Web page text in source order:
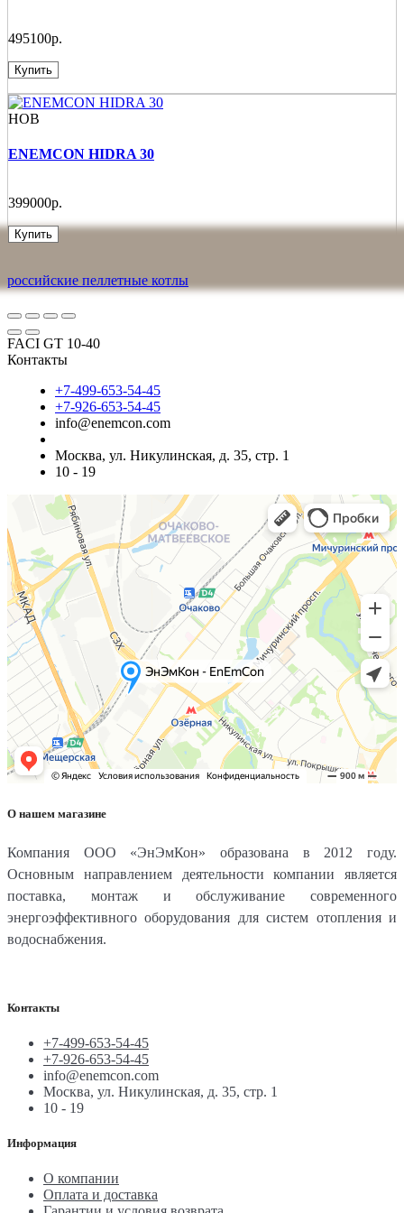
495100р.
Купить
НОВ
ENEMCON HIDRA 30
399000р.
Купить
российские пеллетные котлы
FACI GT 10-40
Контакты
+7-499-653-54-45
+7-926-653-54-45
info@enemcon.com
Москва, ул. Никулинская, д. 35, стр. 1
10 - 19
О нашем магазине
Компания ООО «ЭнЭмКон» образована в 2012 году.
Основным направлением деятельности компании является
поставка, монтаж и обслуживание современного
энергоэффективного оборудования для систем отопления и
водоснабжения.
Контакты
+7-499-653-54-45
+7-926-653-54-45
info@enemcon.com
Москва, ул. Никулинская, д. 35, стр. 1
10 - 19
Информация
О компании
Оплата и доставка